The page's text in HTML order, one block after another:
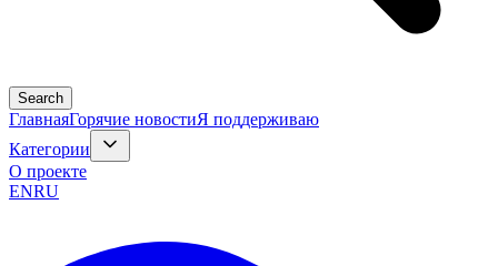
Search
ГлавнаяГорячие новостиЯ поддерживаю
Категории
О проекте
ENRU